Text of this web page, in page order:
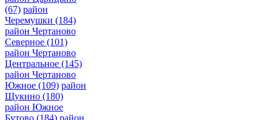
(67) район
Черемушки (184)
район Чертаново
Северное (101)
район Чертаново
Центральное (145)
район Чертаново
Южное (109) район
Щукино (180)
район Южное
Бутово (184) район